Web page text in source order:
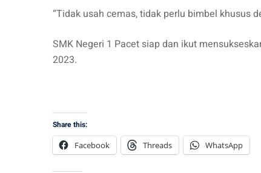
“Tidak usah cemas, tidak perlu bimbel khusus
SMK Negeri 1 Pacet siap dan ikut
2023.
Share this:
Facebook
Threads WhatsApp